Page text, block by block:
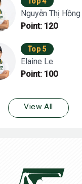
Nguyễn Thị Hồng
Point: 120
Top 5
Elaine Le
Point: 100
View All